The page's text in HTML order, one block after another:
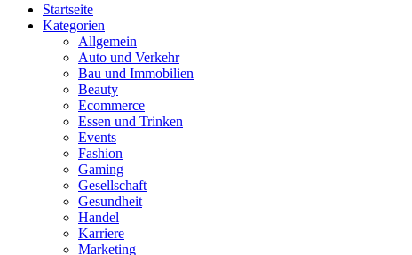
Startseite
Kategorien
Allgemein
Auto und Verkehr
Bau und Immobilien
Beauty
Ecommerce
Essen und Trinken
Events
Fashion
Gaming
Gesellschaft
Gesundheit
Handel
Karriere
Marketing